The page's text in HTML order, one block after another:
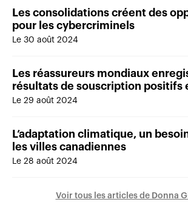
Les consolidations créent des
pour les cybercriminels
Le 30 août 2024
Les réassureurs mondiaux
résultats de souscription positifs
Le 29 août 2024
L’adaptation climatique, un
les villes canadiennes
Le 28 août 2024
Voir tous les articles de Donna